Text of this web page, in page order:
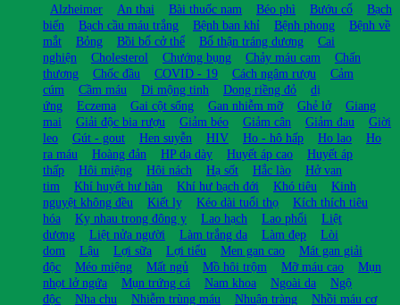
Alzheimer An thai Bài thuốc nam Béo phì Bướu cổ
Bạch
biến
Bạch cầu máu trắng Bệnh ban khỉ Bệnh phong
Bệnh về
mắt
Bỏng Bồi bổ cở thể Bổ thận tráng dương
Cai
nghiện
Cholesterol Chướng bụng Chảy máu cam
Chấn
thương
Chốc đầu COVID - 19 Cách ngâm rượu
Cảm
cúm
Cầm máu Di mộng tinh Dong riềng đỏ
dị
ứng
Eczema Gai cột sống Gan nhiễm mỡ Ghẻ lở
Giang
mai
Giải độc bia rượu Giảm béo Giảm cân Giảm đau
Giời
leo
Gút - gout Hen suyễn HIV Ho - hô hấp Ho lao
Ho
ra máu
Hoàng đản HP dạ dày Huyết áp cao
Huyết áp
thấp
Hôi miệng Hôi nách Hạ sốt Hắc lào
Hở van
tim
Khí huyết hư hàn Khí hư bạch đới Khó tiêu
Kinh
nguyệt không đều
Kiết lỵ Kéo dài tuổi thọ
Kích thích tiêu
hóa
Kỵ nhau trong đông y Lao hạch Lao phổi
Liệt
dương
Liệt nửa người Làm trắng da Làm đẹp
Lòi
dom
Lậu Lợi sữa Lợi tiểu Men gan cao
Mát gan giải
độc
Méo miệng Mất ngủ Mồ hôi trộm Mỡ máu cao
Mụn
nhọt lở ngứa
Mụn trứng cá Nam khoa Ngoài da
Ngộ
độc
Nha chu Nhiễm trùng máu Nhuận tràng
Nhồi máu cơ